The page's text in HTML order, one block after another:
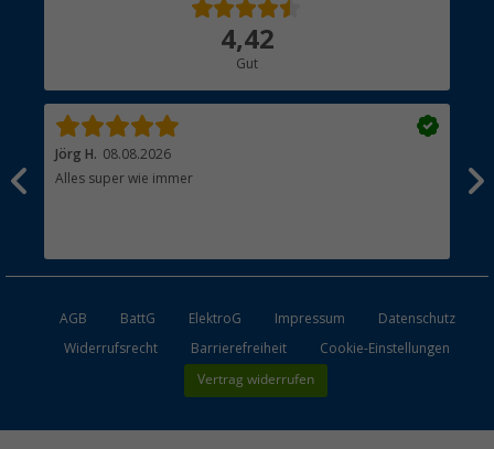
4,42
Gut
Jörg H. 08.08.2026
Alles super wie immer
AGB BattG ElektroG Impressum
Datenschutz
Widerrufsrecht
Barrierefreiheit Cookie-Einstellungen
Vertrag widerrufen